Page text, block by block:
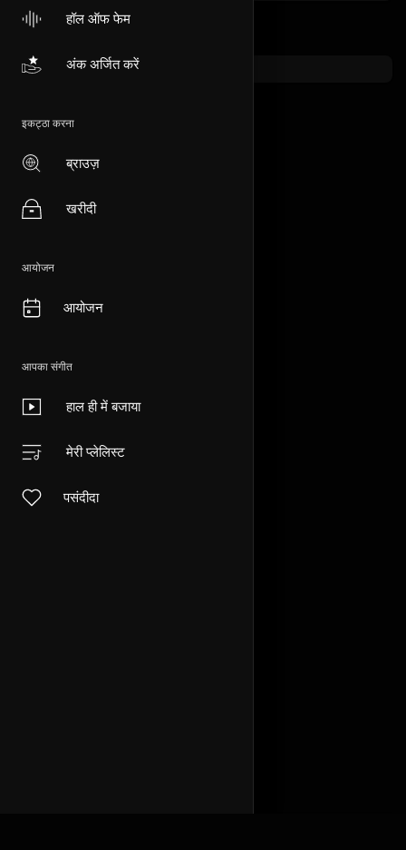
हॉल ऑफ फेम
अंक अर्जित करें
इकट्ठा करना
ब्राउज़
खरीदी
आयोजन
आयोजन
आपका संगीत
हाल ही में बजाया
मेरी प्लेलिस्ट
पसंदीदा